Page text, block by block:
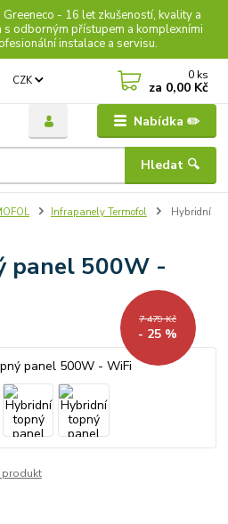
- 16 let zkušeností, kvality a
odborným přístupem a komplexními
instalace a servisu.
Nabídka ✏️
CZK
Hledat 🔍
0 ks
za 0,00 Kč
Infrapanely Termofol
Hybridní
panel 500W -
7 479 Kč
- 25 %